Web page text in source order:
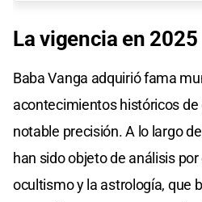
La vigencia en 2025
Baba Vanga adquirió fama
acontecimientos históricos de
notable precisión. A lo largo
han sido objeto de análisis por
ocultismo y la astrología, que